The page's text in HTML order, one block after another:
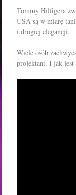
Tommy Hilfigera
USA są w miarę
i drogiej elegancji.
Wiele osób
projektant. I jak jest